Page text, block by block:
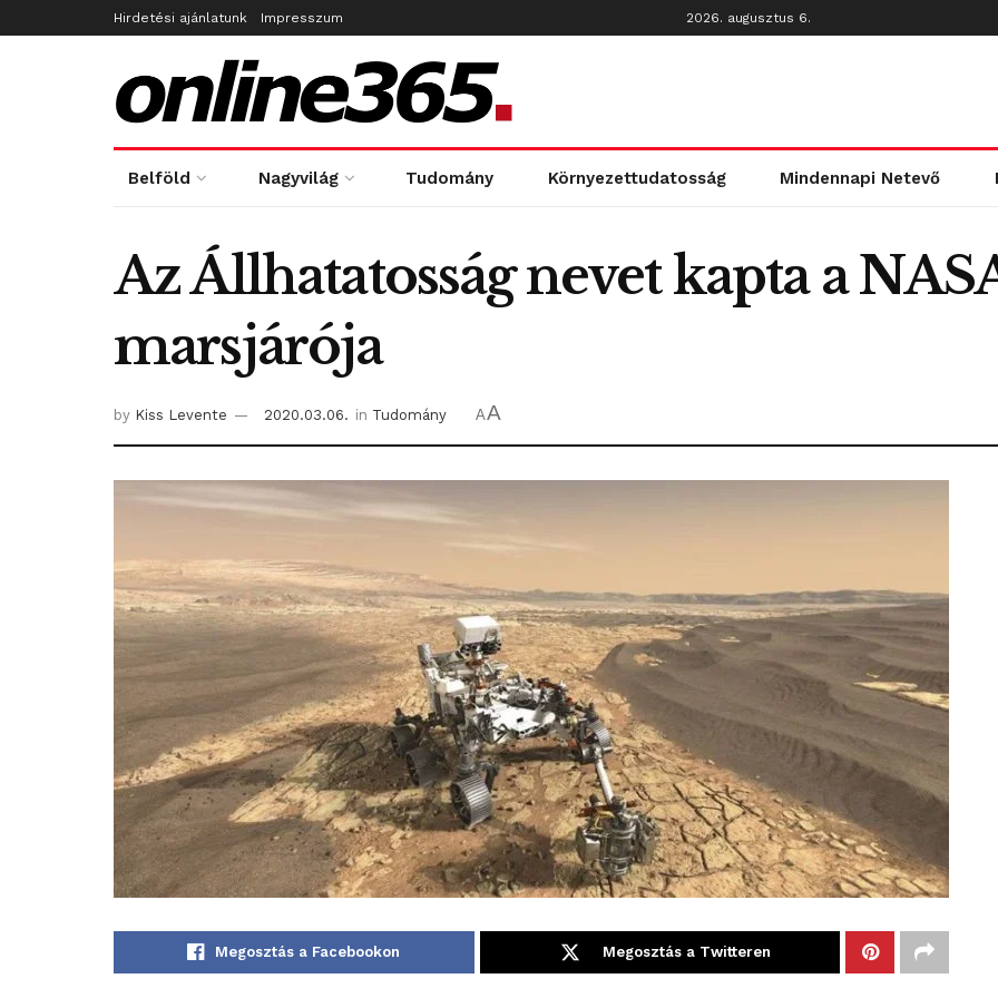
Hirdetési ajánlatunk Impresszum 2026. augusztus 6.
Belföld Nagyvilág Tudomány Környezettudatosság Mindennapi Netevő
Az Állhatatosság nevet kapta a
marsjárója
by Kiss Levente 2020.03.06. in Tudomány AA
Megosztás a Facebookon Megosztás a Twitteren